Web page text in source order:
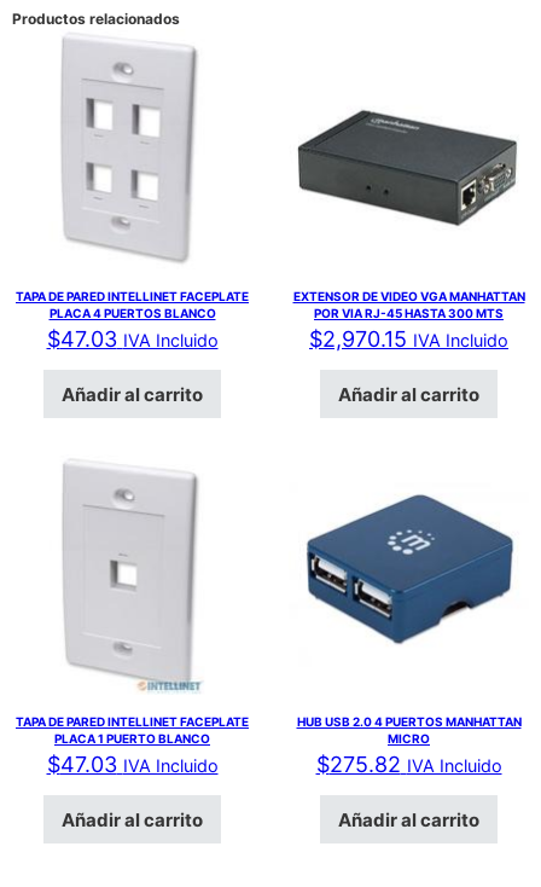
Productos relacionados
TAPA DE PARED INTELLINET FACEPLATE
PLACA 4 PUERTOS BLANCO
$47.03 IVA Incluido
Añadir al carrito
EXTENSOR DE VIDEO VGA MANHATTAN
POR VIA RJ-45 HASTA 300 MTS
$2,970.15 IVA Incluido
Añadir al carrito
TAPA DE PARED INTELLINET FACEPLATE
PLACA 1 PUERTO BLANCO
$47.03 IVA Incluido
Añadir al carrito
HUB USB 2.0 4 PUERTOS MANHATTAN
MICRO
$275.82 IVA Incluido
Añadir al carrito